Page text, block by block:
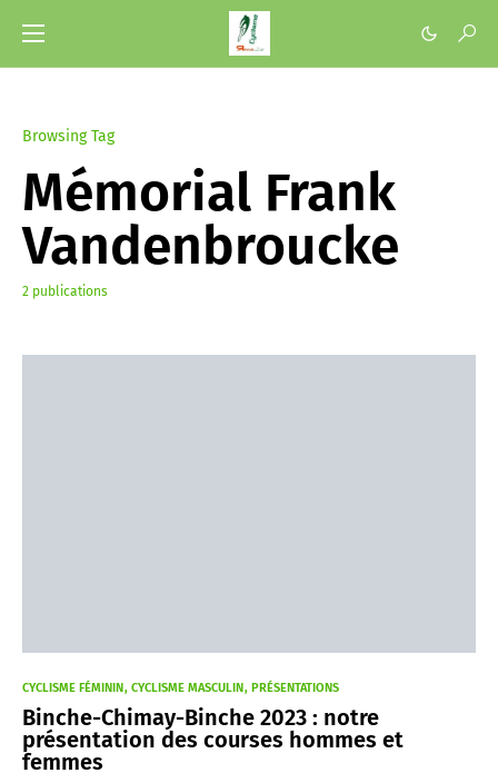
Browsing Tag
Mémorial Frank
Vandenbroucke
2 publications
CYCLISME FÉMININ CYCLISME MASCULIN PRÉSENTATIONS
Binche-Chimay-Binche 2023 : notre
présentation des courses hommes et
femmes